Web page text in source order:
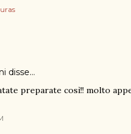
disse…
preparate così!! molto